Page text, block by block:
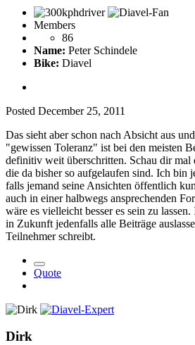
Members
86
Name: Peter Schindele
Bike: Diavel
Posted December 25, 2011
Das sieht aber schon nach Absicht aus
"gewissen Toleranz" ist bei den meisten
definitiv weit überschritten. Schau dir mal
die da bisher so aufgelaufen sind. Ich bin
falls jemand seine Ansichten öffentlich
auch in einer halbwegs ansprechenden
wäre es vielleicht besser es sein zu
in Zukunft jedenfalls alle Beiträge
Teilnehmer schreibt.
Quote
Dirk